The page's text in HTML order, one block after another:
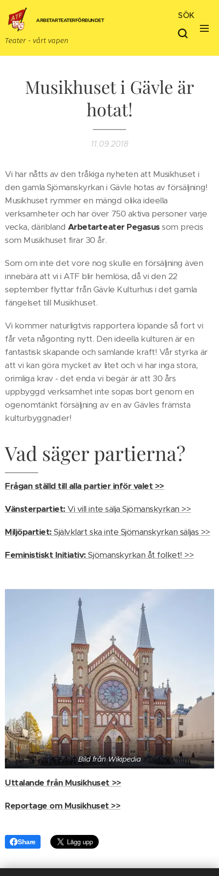
ARBETARTEATERFÖRBUNDET
Teater - vårt vapen
SÖK
Musikhuset i Gävle är
hotat!
11.09.2018
Vi har nåtts av den tråkiga nyheten att Musikhuset i
den gamla Sjömanskyrkan i Gävle hotas av försäljning!
Musikhuset rymmer en mängd olika ideella
verksamheter och har över 750 aktiva personer varje
vecka, däribland Arbetarteater Pegasussom precis
som Musikhuset firar 30 år.
Som om inte det vore nog skulle en försäljning även
innebära att vi i ATF blir hemlösa, då vi den 22
september flyttar från Gävle Kulturhus i det gamla
fängelset till Musikhuset.
Vi kommer naturligtvis rapportera löpande så fort vi
får veta någonting nytt. Den ideella kulturen är en
fantastisk skapande och samlande kraft! Vår styrka är
att vi kan göra mycket av litet och vi har inga stora,
orimliga krav - det enda vi begär är att 30 års
uppbyggd verksamhet inte sopas bort genom en
ogenomtänkt försäljning av en av Gävles främsta
kulturbyggnader!
Vad säger partierna?
Frågan ställd till alla partier inför valet >>
Vänsterpartiet:Vi vill inte sälja Sjömanskyrkan >>
Miljöpartiet:Självklart ska inte Sjömanskyrkan säljas >>
Feministiskt Initiativ:Sjömanskyrkan åt folket! >>
Bild från Wikipedia
Uttalande från Musikhuset >>
Reportage om Musikhuset >>
Share